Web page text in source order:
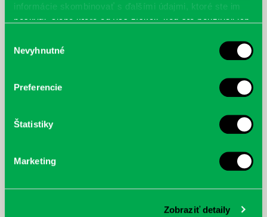
informácie skombinovať s ďalšími údajmi, ktoré ste im
poskytli, alebo ktoré od vás získali, keď ste používali ich
súhlasu
Nevyhnutné
Preferencie
Štatistiky
Marketing
Zobraziť detaily
McGrath, Andy: Tadej Pogačar:
nezastaviteľný